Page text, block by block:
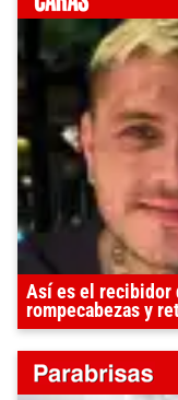
Así es el recibidor
rompecabezas y